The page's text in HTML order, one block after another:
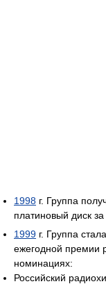
1998 г. Группа
платиновый диск
1999 г. Группа
ежегодной премии
номинациях:
Российский